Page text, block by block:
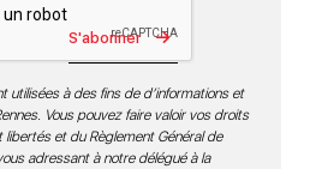
S'abonner
utilisées à des fins de d’informations et
Vous pouvez faire valoir vos droits
libertés et du Règlement Général de
adressant à notre délégué à la